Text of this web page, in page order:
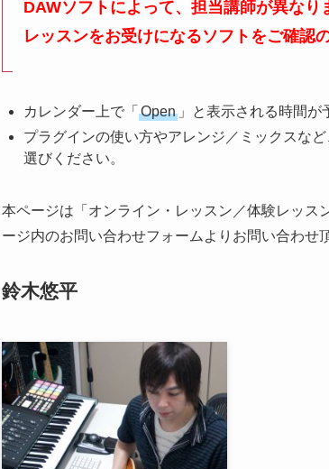
DAWソフトによって、担当講師が異なり
レッスンをお受けになるソフトをご確認
カレンダー上で「 Open 」と表示される時間
プラグインの使い方やアレンジ／ミックスな
選びください。
本ページは「オンライン・レッスン／体験レッス
ージ内のお問い合わせフォームよりお問い合わせ
鈴木悠平